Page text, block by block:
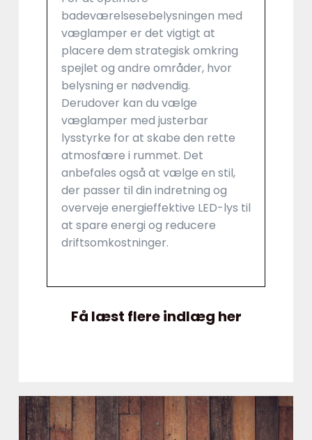
badeværelsesebelysningen med
væglamper er det vigtigt at
placere dem strategisk omkring
spejlet og andre områder, hvor
belysning er nødvendig.
Derudover kan du vælge
væglamper med justerbar
lysstyrke for at skabe den rette
atmosfære i rummet. Det
anbefales også at vælge en stil,
der passer til din indretning og
overveje energieffektive LED-lys til
at spare energi og reducere
driftsomkostninger.
Få læst flere indlæg her